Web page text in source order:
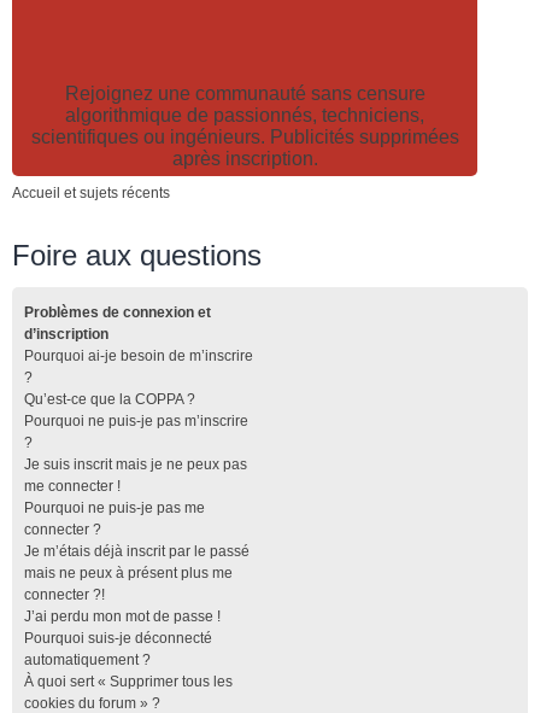
Rejoignez une communauté sans censure
algorithmique de passionnés, techniciens,
scientifiques ou ingénieurs. Publicités supprimées
après inscription.
Accueil et sujets récents
Foire aux questions
Problèmes de connexion et
d’inscription
Pourquoi ai-je besoin de m’inscrire
?
Qu’est-ce que la COPPA ?
Pourquoi ne puis-je pas m’inscrire
?
Je suis inscrit mais je ne peux pas
me connecter !
Pourquoi ne puis-je pas me
connecter ?
Je m’étais déjà inscrit par le passé
mais ne peux à présent plus me
connecter ?!
J’ai perdu mon mot de passe !
Pourquoi suis-je déconnecté
automatiquement ?
À quoi sert « Supprimer tous les
cookies du forum » ?